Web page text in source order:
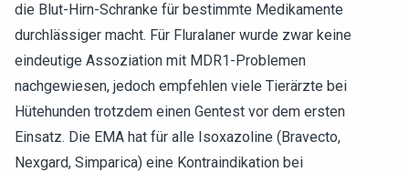
die Blut-Hirn-Schranke für bestimmte Medikamente
durchlässiger macht. Für Fluralaner wurde zwar keine
eindeutige Assoziation mit MDR1-Problemen
nachgewiesen, jedoch empfehlen viele Tierärzte bei
Hütehunden trotzdem einen Gentest vor dem ersten
Einsatz. Die EMA hat für alle Isoxazoline (Bravecto,
Nexgard, Simparica) eine Kontraindikation bei